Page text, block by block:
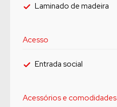
Laminado de madeira
Acesso
Entrada social
Acessórios e comodidades